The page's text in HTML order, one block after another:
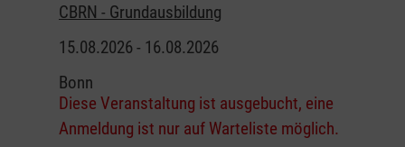
CBRN - Grundausbildung
15.08.2026 - 16.08.2026
Bonn
Diese Veranstaltung ist ausgebucht, eine
Anmeldung ist nur auf Warteliste möglich.